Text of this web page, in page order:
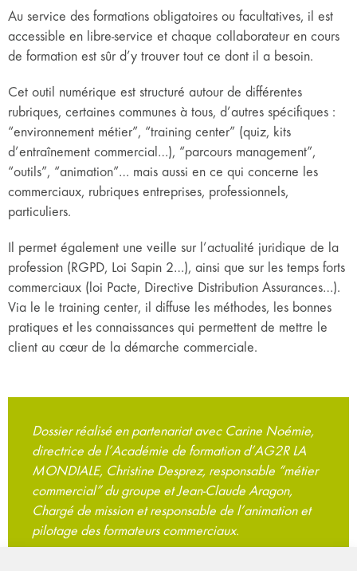
Au service des formations obligatoires ou facultatives, il est
accessible en libre-service et chaque collaborateur en cours
de formation est sûr d’y trouver tout ce dont il a besoin.
Cet outil numérique est structuré autour de différentes
rubriques, certaines communes à tous, d’autres spécifiques :
“environnement métier”, “training center” (quiz, kits
d’entraînement commercial…), “parcours management”,
“outils”, “animation”… mais aussi en ce qui concerne les
commerciaux, rubriques entreprises, professionnels,
particuliers.
Il permet également une veille sur l’actualité juridique de la
profession (RGPD, Loi Sapin 2…), ainsi que sur les temps forts
commerciaux (loi Pacte, Directive Distribution Assurances…).
Via le le training center, il diffuse les méthodes, les bonnes
pratiques et les connaissances qui permettent de mettre le
client au cœur de la démarche commerciale.
Dossier réalisé en partenariat avec Carine Noémie,
directrice de l’Académie de formation d’AG2R LA
MONDIALE, Christine Desprez, responsable “métier
commercial” du groupe et Jean-Claude Aragon,
Chargé de mission et responsable de l’animation et
pilotage des formateurs commerciaux.